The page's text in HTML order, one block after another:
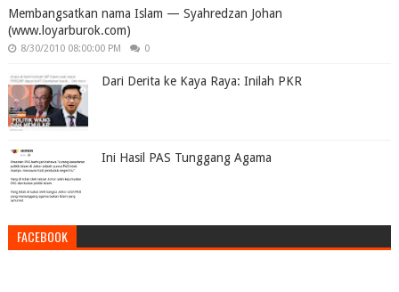
Membangsatkan nama Islam — Syahredzan Johan
(www.loyarburok.com)
8/30/2010 08:00:00 PM 0
Dari Derita ke Kaya Raya: Inilah PKR
Ini Hasil PAS Tunggang Agama
FACEBOOK